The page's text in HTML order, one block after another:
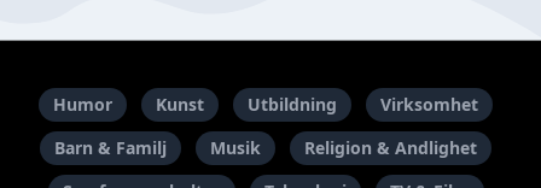
Humor Kunst Utbildning
Virksomhet
Barn & Familj
Musik
Religion & Andlighet